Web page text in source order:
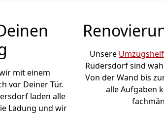
mit einem
vor Deiner Tür.
laden alle
Ladung und wir
Unsere
Rüdersdorf sind
Von der Wand bis
alle Aufgaben